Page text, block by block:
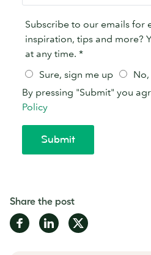
Share the post
Share Share Share